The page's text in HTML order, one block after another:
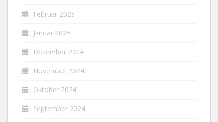
Februar 2025
Januar 2025
Dezember 2024
November 2024
Oktober 2024
September 2024